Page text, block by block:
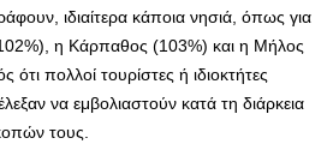
ιδιαίτερα κάποια νησιά, όπως για
η Κάρπαθος (103%) και η Μήλος
ότι πολλοί τουρίστες ή ιδιοκτήτες
να εμβολιαστούν κατά τη διάρκεια
τους.